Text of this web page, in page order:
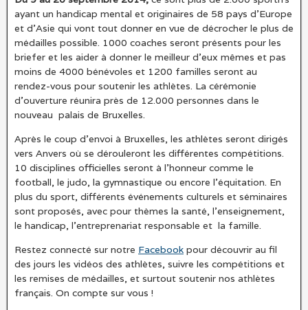
ayant un handicap mental et originaires de 58 pays d’Europe
et d’Asie qui vont tout donner en vue de décrocher le plus de
médailles possible. 1000 coaches seront présents pour les
briefer et les aider à donner le meilleur d’eux mêmes et pas
moins de 4000 bénévoles et 1200 familles seront au
rendez-vous pour soutenir les athlètes. La cérémonie
d’ouverture réunira près de 12.000 personnes dans le
nouveau palais de Bruxelles.
Après le coup d’envoi à Bruxelles, les athlètes seront dirigés
vers Anvers où se dérouleront les différentes compétitions.
10 disciplines officielles seront à l’honneur comme le
football, le judo, la gymnastique ou encore l’équitation. En
plus du sport, différents événements culturels et séminaires
sont proposés, avec pour thèmes la santé, l’enseignement,
le handicap, l’entreprenariat responsable et la famille.
Restez connecté sur notre Facebook pour découvrir au fil
des jours les vidéos des athlètes, suivre les compétitions et
les remises de médailles, et surtout soutenir nos athlètes
français. On compte sur vous !